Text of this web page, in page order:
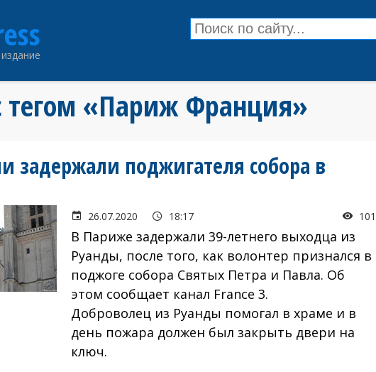
тегом «Париж Франция»
задержали поджигателя собора в
26.07.2020 18:17 101
В Париже задержали 39-летнего выходца из
Руанды, после того, как волонтер признался в
поджоге собора Святых Петра и Павла. Об
этом сообщает канал France 3.
Доброволец из Руанды помогал в храме и в
день пожара должен был закрыть двери на
ключ.